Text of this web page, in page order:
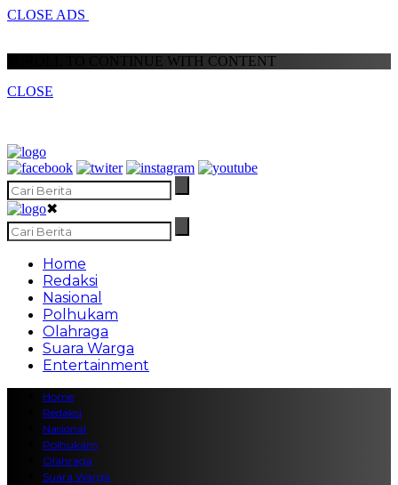
CLOSE ADS
SCROLL TO CONTINUE WITH CONTENT
CLOSE
✖
Home
Redaksi
Nasional
Polhukam
Olahraga
Suara Warga
Entertainment
Home
Redaksi
Nasional
Polhukam
Olahraga
Suara Warga